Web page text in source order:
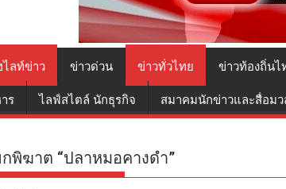
ไลท์ข่าว ข่าวด่วน ข่าวทั่วไทย ข่าวท้องถิ่นไ
ร ไลฟ์สไตล์ นักธุรกิจ สมาคมนักข่าวและสื่อม
พิฆาต “ปลาหมอคางดำ”